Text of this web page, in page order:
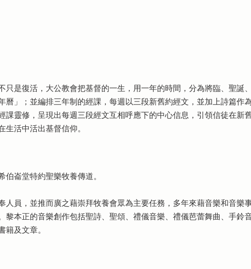
只是復活，大公教會把基督的一生，用一年的時間，分為將臨、聖誕
曆」；並編排三年制的經課，每週以三段新舊約經文，並加上詩篇作
課靈修，呈現出每週三段經文互相呼應下的中心信息，引領信徒在新
生活中活出基督信仰。
崙堂特約聖樂牧養傳道。
人員，並推而廣之藉崇拜牧養會眾為主要任務，多年來藉音樂和音樂
黎本正的音樂創作包括聖詩、聖頌、禮儀音樂、禮儀芭蕾舞曲、手鈴
籍及文章。